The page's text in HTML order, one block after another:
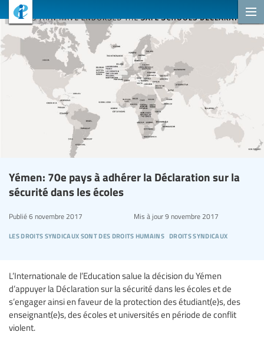
Yémen: 70e pays à adhérer la Déclaration sur la
sécurité dans les écoles
les droits syndicaux sont des droits humains droits syndicaux
Publié6 novembre 2017 Mis à jour9 novembre 2017
L’Internationale de l’Education salue la décision du Yémen
d’appuyer la Déclaration sur la sécurité dans les écoles et de
s’engager ainsi en faveur de la protection des étudiant(e)s, des
enseignant(e)s, des écoles et universités en période de conflit
violent.